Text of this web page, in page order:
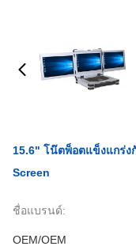
15.6" โน๊ตพ็อตแข็งแกร่ง
Screen
ชื่อแบรนด์:
OEM/OEM